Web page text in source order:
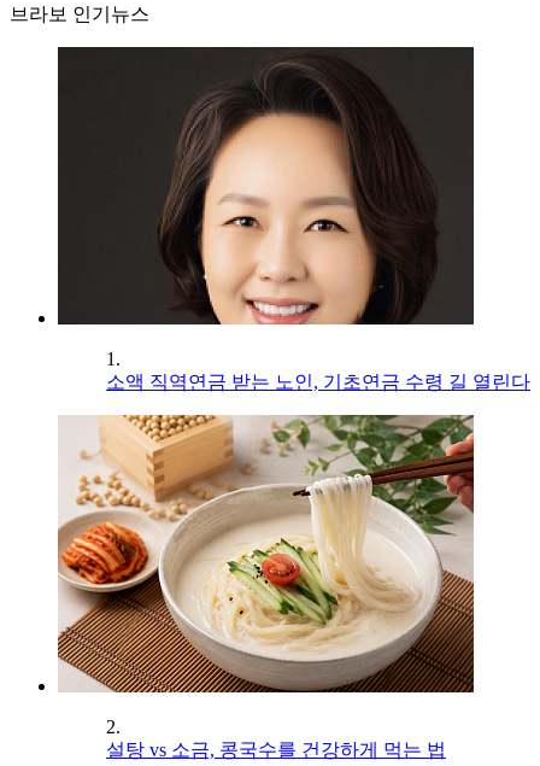
브라보 인기뉴스
1.
소액 직역연금 받는 노인, 기초연금 수령 길 열린다
2.
설탕 vs 소금, 콩국수를 건강하게 먹는 법